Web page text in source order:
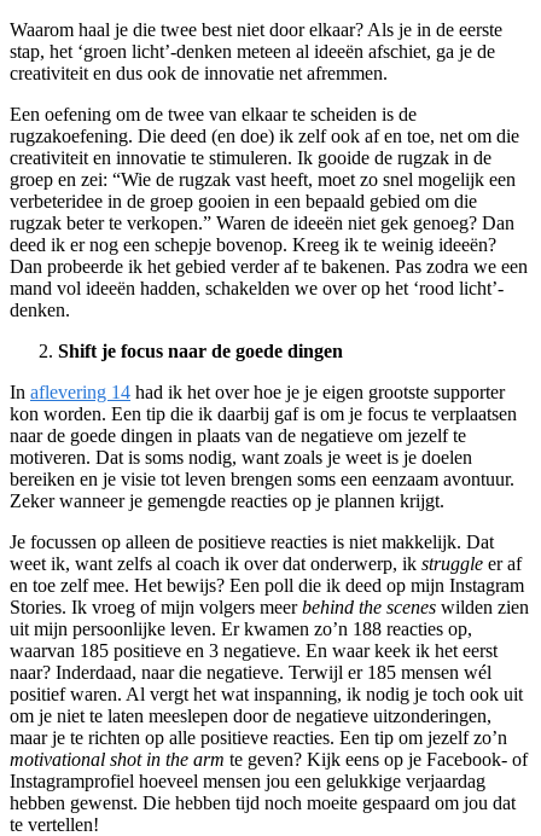
Waarom haal je die twee best niet door elkaar? Als je in de eerste
stap, het ‘groen licht’-denken meteen al ideeën afschiet, ga je de
creativiteit en dus ook de innovatie net afremmen.
Een oefening om de twee van elkaar te scheiden is de
rugzakoefening. Die deed (en doe) ik zelf ook af en toe, net om die
creativiteit en innovatie te stimuleren. Ik gooide de rugzak in de
groep en zei: “Wie de rugzak vast heeft, moet zo snel mogelijk een
verbeteridee in de groep gooien in een bepaald gebied om die
rugzak beter te verkopen.” Waren de ideeën niet gek genoeg? Dan
deed ik er nog een schepje bovenop. Kreeg ik te weinig ideeën?
Dan probeerde ik het gebied verder af te bakenen. Pas zodra we een
mand vol ideeën hadden, schakelden we over op het ‘rood licht’-
denken.
Shift je focus naar de goede dingen
In aflevering 14 had ik het over hoe je je eigen grootste supporter
kon worden. Een tip die ik daarbij gaf is om je focus te verplaatsen
naar de goede dingen in plaats van de negatieve om jezelf te
motiveren. Dat is soms nodig, want zoals je weet is je doelen
bereiken en je visie tot leven brengen soms een eenzaam avontuur.
Zeker wanneer je gemengde reacties op je plannen krijgt.
Je focussen op alleen de positieve reacties is niet makkelijk. Dat
weet ik, want zelfs al coach ik over dat onderwerp, ik struggle er af
en toe zelf mee. Het bewijs? Een poll die ik deed op mijn Instagram
Stories. Ik vroeg of mijn volgers meerbehind the scenes wilden zien
uit mijn persoonlijke leven. Er kwamen zo’n 188 reacties op,
waarvan 185 positieve en 3 negatieve. En waar keek ik het eerst
naar? Inderdaad, naar die negatieve. Terwijl er 185 mensen wél
positief waren. Al vergt het wat inspanning, ik nodig je toch ook uit
om je niet te laten meeslepen door de negatieve uitzonderingen,
maar je te richten op alle positieve reacties. Een tip om jezelf zo’n
motivational shot in the arm te geven? Kijk eens op je Facebook- of
Instagramprofiel hoeveel mensen jou een gelukkige verjaardag
hebben gewenst. Die hebben tijd noch moeite gespaard om jou dat
te vertellen!